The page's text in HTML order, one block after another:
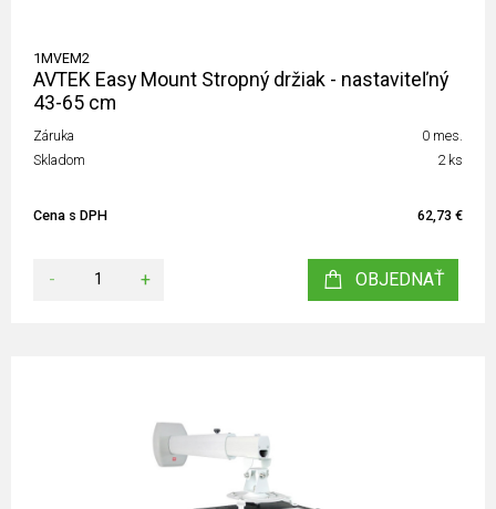
1MVEM2
AVTEK Easy Mount Stropný držiak - nastaviteľný
43-65 cm
Záruka
0 mes.
Skladom
2 ks
Cena s DPH 62,73 €
- + OBJEDNAŤ